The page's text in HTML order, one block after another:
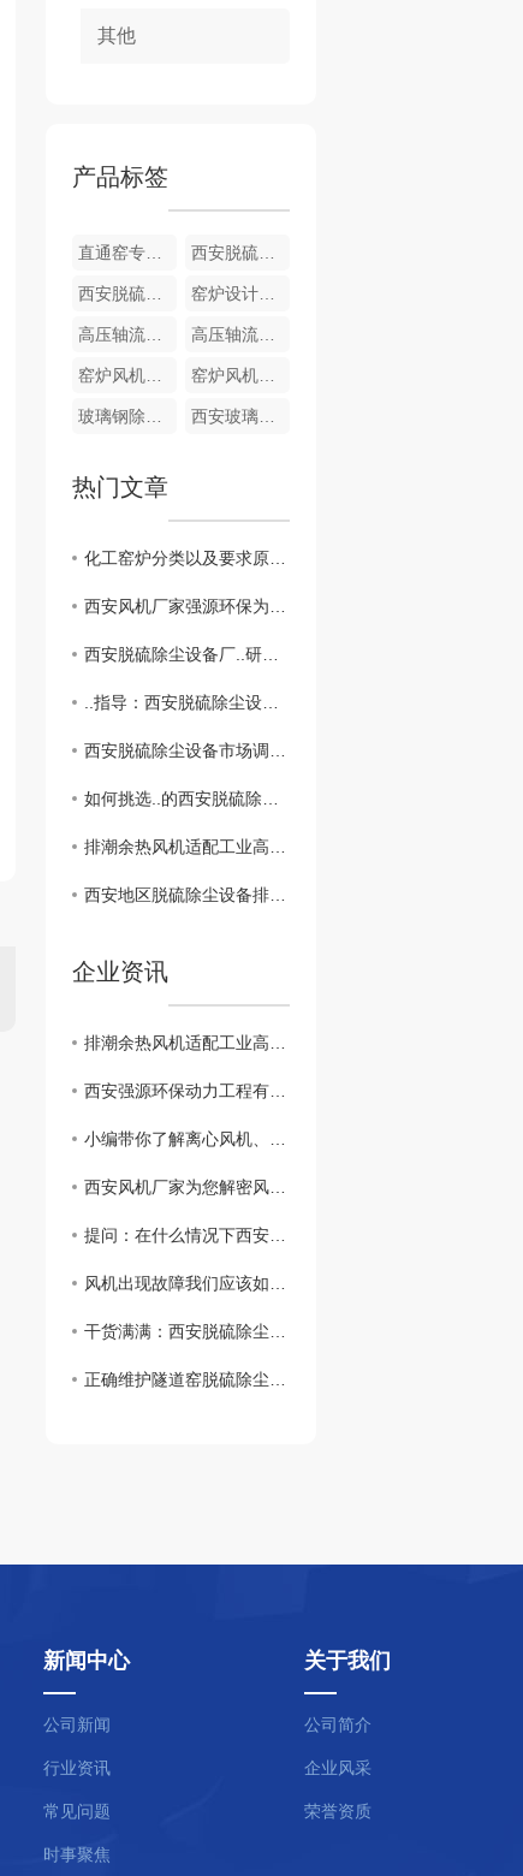
其他
产品标签
直通窑专用风机 西安脱硫除尘设备
西安脱硫除尘设备厂家 窑炉设计技术咨询
高压轴流窑炉风机 高压轴流窑炉风机
窑炉风机厂家 窑炉风机加工
玻璃钢除尘脱硫塔 西安玻璃钢脱硫塔
热门文章
化工窑炉分类以及要求原来有这么多，学到了！
西安风机厂家强源环保为您在线解密风机的分类及其特点
西安脱硫除尘设备厂..研究成果揭秘
..指导：西安脱硫除尘设备选购攻略
西安脱硫除尘设备市场调查报告发布！
如何挑选..的西安脱硫除尘设备供应商？
排潮余热风机适配工业高湿工况，通风回热一体
西安地区脱硫除尘设备排行榜揭晓！
企业资讯
排潮余热风机适配工业高湿工况，通风回热一体
西安强源环保动力工程有限公司给广大用户拜年
小编带你了解离心风机、轴流风机、混流风机的区别？
西安风机厂家为您解密风机振动故障原因
提问：在什么情况下西安脱硫除尘设备会发生结露现象
风机出现故障我们应该如何解决呢？西安风机厂家为您在线解答
干货满满：西安脱硫除尘器的选型方法与注意事项
正确维护隧道窑脱硫除尘设备是怎样的呢 ？速来一览
新闻中心
公司新闻
行业资讯
常见问题
时事聚焦
关于我们
公司简介
企业风采
荣誉资质